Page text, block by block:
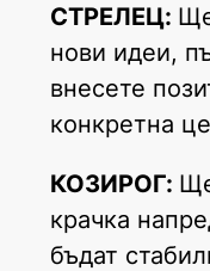
СТРЕЛЕЦ:
нови идеи,
внесете
конкретна
КОЗИРОГ:
крачка
бъдат